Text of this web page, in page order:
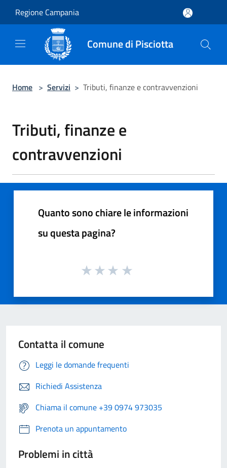
Regione Campania
Comune di Pisciotta
Home > Servizi > Tributi, finanze e contravvenzioni
Tributi, finanze e
contravvenzioni
Quanto sono chiare le informazioni
su questa pagina?
Contatta il comune
Leggi le domande frequenti
Richiedi Assistenza
Chiama il comune +39 0974 973035
Prenota un appuntamento
Problemi in città